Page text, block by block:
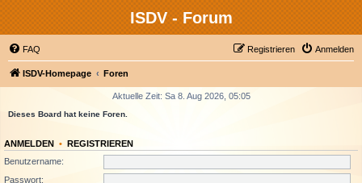
ISDV - Forum
FAQ Anmelden
Registrieren
ISDV-Homepage Foren
Aktuelle Zeit: Sa 8. Aug 2026, 05:05
Dieses Board hat keine Foren.
ANMELDEN • REGISTRIEREN
Benutzername:
Passwort: